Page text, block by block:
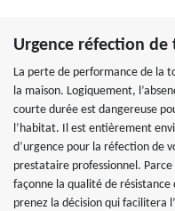
Urgence réfection
La perte de performance de la
la maison. Logiquement,
courte durée est dangereuse
l’habitat. Il est entièrement
d’urgence pour la réfection de
prestataire professionnel.
façonne la qualité de
prenez la décision qui facilitera